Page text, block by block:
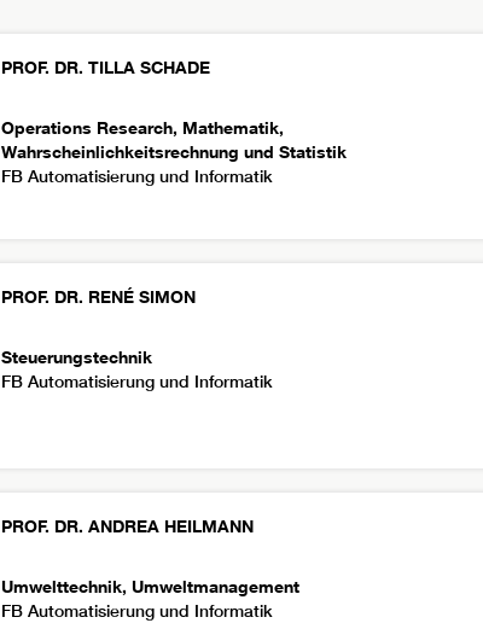
PROF. DR. TILLA SCHADE
Operations Research, Mathematik,
Wahrscheinlichkeitsrechnung und Statistik
FB Automatisierung und Informatik
PROF. DR. RENÉ SIMON
Steuerungstechnik
FB Automatisierung und Informatik
PROF. DR. ANDREA HEILMANN
Umwelttechnik, Umweltmanagement
FB Automatisierung und Informatik